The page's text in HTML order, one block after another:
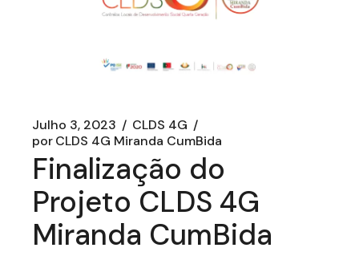
Julho 3, 2023
CLDS 4G
porCLDS 4G Miranda CumBida
Finalização do
Projeto CLDS 4G
Miranda CumBida